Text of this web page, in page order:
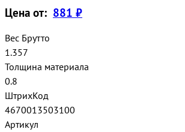
Цена от: 881 ₽
Вес Брутто
1.357
Толщина материала
0.8
ШтрихКод
4670013503100
Артикул